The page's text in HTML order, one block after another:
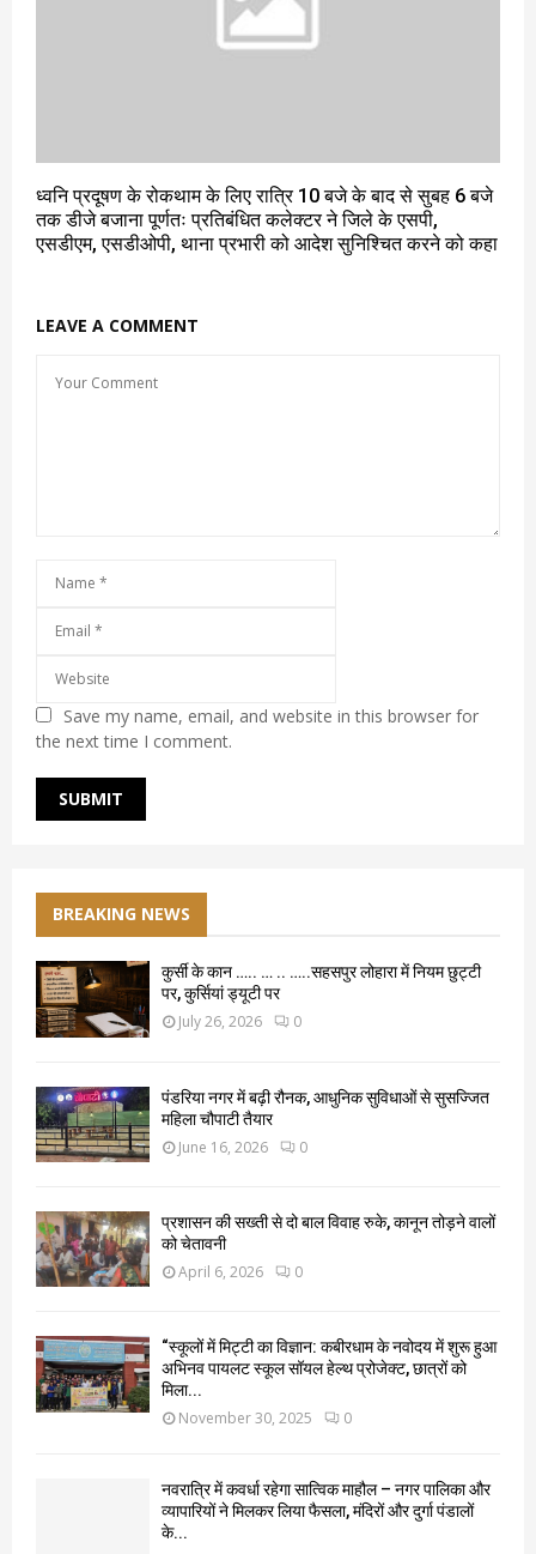
ध्वनि प्रदूषण के रोकथाम के लिए रात्रि 10 बजे के बाद से सुबह 6 बजे
तक डीजे बजाना पूर्णतः प्रतिबंधित कलेक्टर ने जिले के एसपी,
एसडीएम, एसडीओपी, थाना प्रभारी को आदेश सुनिश्चित करने को कहा
LEAVE A COMMENT
Save my name, email, and website in this browser for
the next time I comment.
BREAKING NEWS
कुर्सी के कान ….. … .. …..सहसपुर लोहारा में नियम छुट्टी
पर, कुर्सियां ड्यूटी पर
July 26, 2026 0
पंडरिया नगर में बढ़ी रौनक, आधुनिक सुविधाओं से सुसज्जित
महिला चौपाटी तैयार
June 16, 2026 0
प्रशासन की सख्ती से दो बाल विवाह रुके, कानून तोड़ने वालों
को चेतावनी
April 6, 2026 0
“स्कूलों में मिट्टी का विज्ञान: कबीरधाम के नवोदय में शुरू हुआ
अभिनव पायलट स्कूल सॉयल हेल्थ प्रोजेक्ट, छात्रों को
मिला...
November 30, 2025 0
नवरात्रि में कवर्धा रहेगा सात्विक माहौल – नगर पालिका और
व्यापारियों ने मिलकर लिया फैसला, मंदिरों और दुर्गा पंडालों
के...